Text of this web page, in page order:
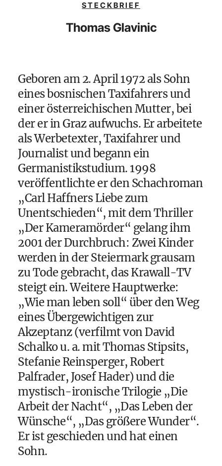
STECKBRIEF
Thomas Glavinic
Geboren am 2. April 1972 als Sohn
eines bosnischen Taxifahrers und
einer österreichischen Mutter, bei
der er in Graz aufwuchs. Er arbeitete
als Werbetexter, Taxifahrer und
Journalist und begann ein
Germanistikstudium. 1998
veröffentlichte er den Schachroman
„Carl Haffners Liebe zum
Unentschieden“, mit dem Thriller
„Der Kameramörder“ gelang ihm
2001 der Durchbruch: Zwei Kinder
werden in der Steiermark grausam
zu Tode gebracht, das Krawall-TV
steigt ein. Weitere Hauptwerke:
„Wie man leben soll“ über den Weg
eines Übergewichtigen zur
Akzeptanz (verfilmt von David
Schalko u. a. mit Thomas Stipsits,
Stefanie Reinsperger, Robert
Palfrader, Josef Hader) und die
mystisch-ironische Trilogie „Die
Arbeit der Nacht“, „Das Leben der
Wünsche“, „Das größere Wunder“.
Er ist geschieden und hat einen
Sohn.